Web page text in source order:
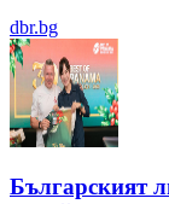
dbr.bg
Българският